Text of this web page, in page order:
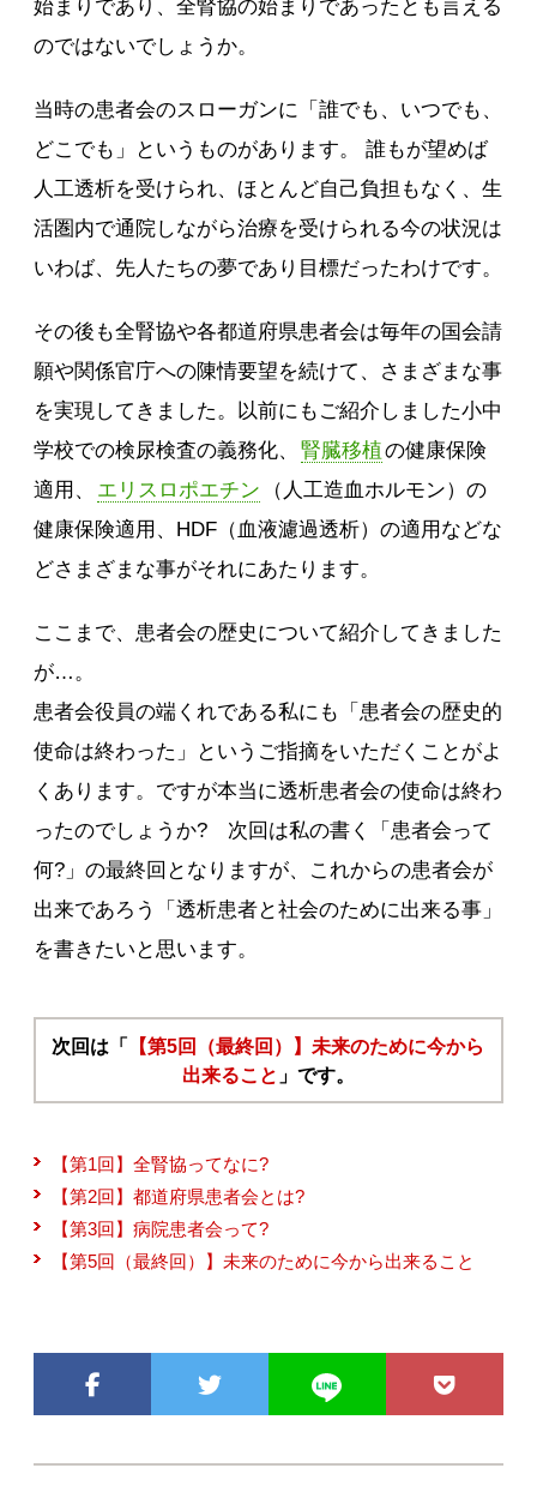
始まりであり、全腎協の始まりであったとも言える
のではないでしょうか。
当時の患者会のスローガンに「誰でも、いつでも、
どこでも」というものがあります。 誰もが望めば
人工透析を受けられ、ほとんど自己負担もなく、生
活圏内で通院しながら治療を受けられる今の状況は
いわば、先人たちの夢であり目標だったわけです。
その後も全腎協や各都道府県患者会は毎年の国会請
願や関係官庁への陳情要望を続けて、さまざまな事
を実現してきました。以前にもご紹介しました小中
学校での検尿検査の義務化、
腎臓移植の健康保険
適用、
エリスロポエチン
（人工造血ホルモン）の
健康保険適用、HDF（血液濾過透析）の適用などな
どさまざまな事がそれにあたります。
ここまで、患者会の歴史について紹介してきました
が…。
患者会役員の端くれである私にも「患者会の歴史的
使命は終わった」というご指摘をいただくことがよ
くあります。ですが本当に透析患者会の使命は終わ
ったのでしょうか? 次回は私の書く「患者会って
何?」の最終回となりますが、これからの患者会が
出来であろう「透析患者と社会のために出来る事」
を書きたいと思います。
次回は「 【第5回（最終回）】未来のために今から
出来ること 」です。
【第1回】全腎協ってなに?
【第2回】都道府県患者会とは?
【第3回】病院患者会って?
【第5回（最終回）】未来のために今から出来ること